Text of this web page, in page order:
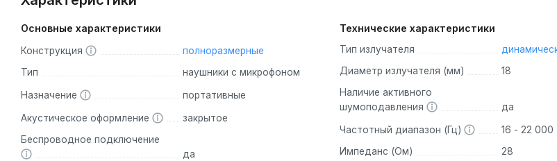
Основные характеристики
Конструкция
полноразмерные
Тип
наушники с микрофоном
Назначение портативные
Акустическое оформление
закрытое
Беспроводное подключение
да
Технические характеристики
Тип излучателя
Диаметр излучателя (мм)
18
Наличие активного
шумоподавления
да
Частотный диапазон (Гц)
16 - 22 000
Импеданс (Ом)
28